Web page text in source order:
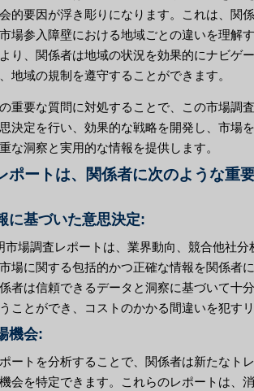
的要因が浮き彫りになります。これは、関
場参入障壁における地域ごとの違いを理解
り、関係者は地域の状況を効果的にナビゲ
地域の規制を遵守することができます。
重要な質問に対処することで、この市場調
決定を行い、効果的な戦略を開発し、市場
な洞察と実用的な情報を提供します。
ポートは、関係者に次のような重
に基づいた意思決定:
市場調査レポートは、業界動向、競合他社
場に関する包括的かつ正確な情報を関係者
者は信頼できるデータと洞察に基づいて十
ことができ、コストのかかる間違いを犯す
機会:
ートを分析することで、関係者は新たなト
会を特定できます。これらのレポートは、